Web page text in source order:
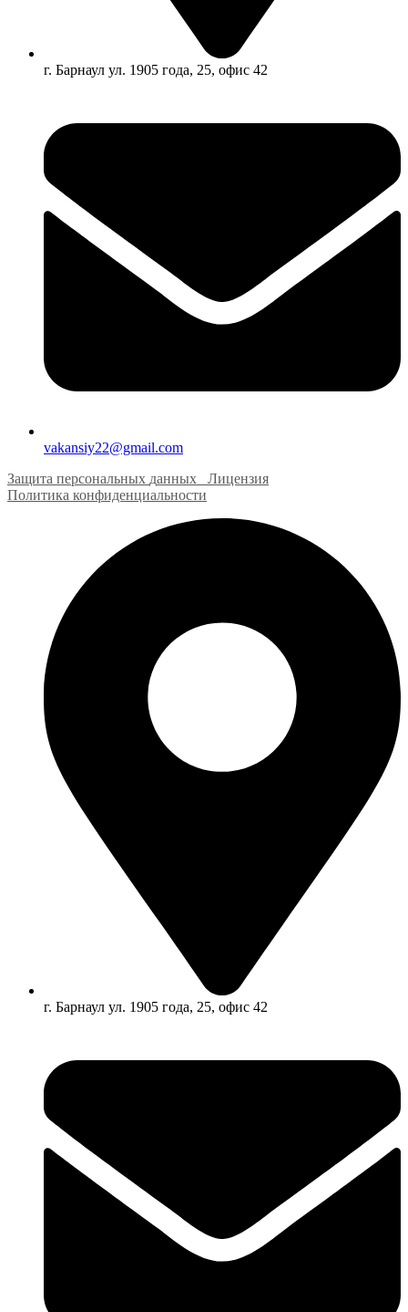
г. Барнаул ул. 1905 года, 25, офис 42
vakansiy22@gmail.com
Защита персональных данных
Лицензия
Политика конфиденциальности
г. Барнаул ул. 1905 года, 25, офис 42